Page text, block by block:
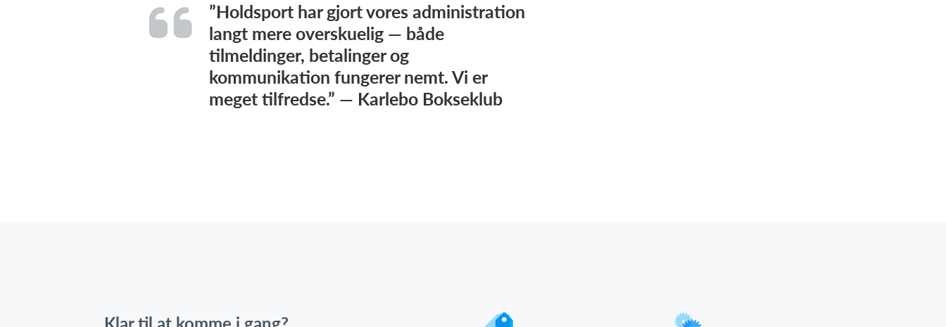
”Holdsport har gjort vores administration
langt mere overskuelig — både
tilmeldinger, betalinger og
kommunikation fungerer nemt. Vi er
meget tilfredse.” — Karlebo Bokseklub